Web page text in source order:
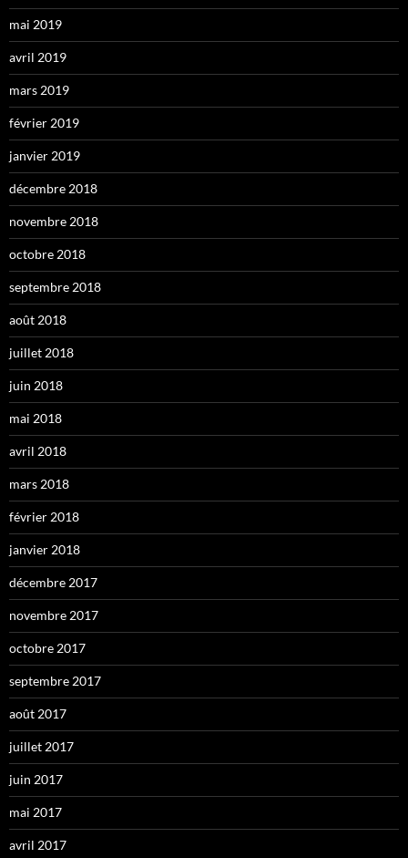
mai 2019
avril 2019
mars 2019
février 2019
janvier 2019
décembre 2018
novembre 2018
octobre 2018
septembre 2018
août 2018
juillet 2018
juin 2018
mai 2018
avril 2018
mars 2018
février 2018
janvier 2018
décembre 2017
novembre 2017
octobre 2017
septembre 2017
août 2017
juillet 2017
juin 2017
mai 2017
avril 2017